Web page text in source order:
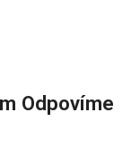
Odpovíme